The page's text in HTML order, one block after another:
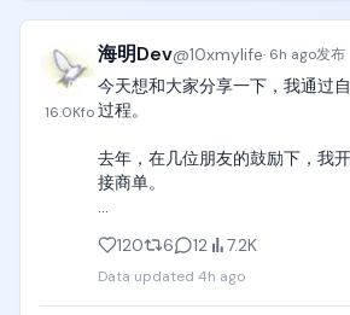
和商业化倾斜不满，干脆选择离职
Sacks的判断是，前沿模型市场
和OpenAI两家掌控前沿智能的双
云服务提供商。
(Elon Web Services)单季就进账
Colossus服务器集群租给了
16.0Kfo
海明Dev@10xmylife· 6h ago发布
今天想和大家分享一下，我通过
过程。
去年，在几位朋友的鼓励下，我
接商单。
时候，收入刚好超过了 10 万。
所以这期内容，我想把自己从开
120 6 12 7.2K
Data updated 4h ago